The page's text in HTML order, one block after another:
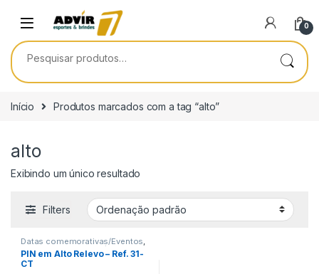
0
Pesquisar por:
Início Produtos marcados com a tag “alto”
alto
Exibindo um único resultado
Filters
Datas comemorativas/Eventos
Encontro de Funcionários ,
Encontro de Igrejas,Terceira
Idade
PIN em Alto Relevo – Ref. 31-
CT